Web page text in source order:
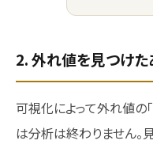
2. 外れ値を見つけた
可視化によって外れ値の
は分析は終わりません。